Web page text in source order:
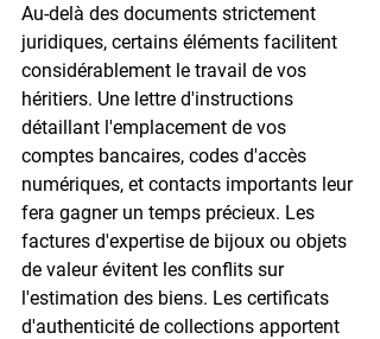
Au-delà des documents strictement
juridiques, certains éléments facilitent
considérablement le travail de vos
héritiers. Une lettre d'instructions
détaillant l'emplacement de vos
comptes bancaires, codes d'accès
numériques, et contacts importants leur
fera gagner un temps précieux. Les
factures d'expertise de bijoux ou objets
de valeur évitent les conflits sur
l'estimation des biens. Les certificats
d'authenticité de collections apportent